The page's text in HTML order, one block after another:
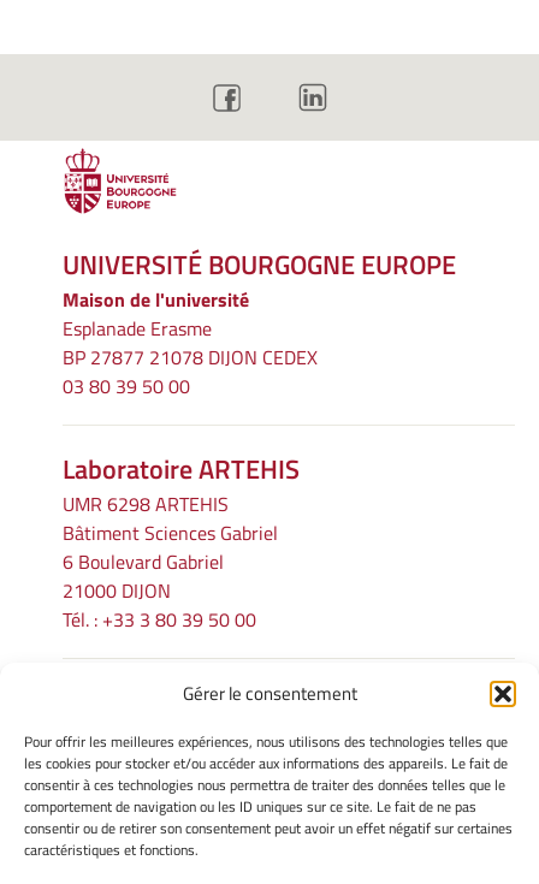
Gérer le consentement
Pour offrir les meilleures expériences, nous utilisons des technologies telles que
les cookies pour stocker et/ou accéder aux informations des appareils. Le fait de
consentir à ces technologies nous permettra de traiter des données telles que le
comportement de navigation ou les ID uniques sur ce site. Le fait de ne pas
consentir ou de retirer son consentement peut avoir un effet négatif sur certaines
caractéristiques et fonctions.
UNIVERSITÉ BOURGOGNE EUROPE
Maison de l'université
Esplanade Erasme
BP 27877 21078 DIJON CEDEX
03 80 39 50 00
Laboratoire ARTEHIS
UMR 6298 ARTEHIS
Bâtiment Sciences Gabriel
6 Boulevard Gabriel
21000 DIJON
Tél. : +33 3 80 39 50 00
INFORMATIONS LÉGALES
Mentions légales
Gérer mes cookies
Politique de cookies
Déclaration de confidentialité